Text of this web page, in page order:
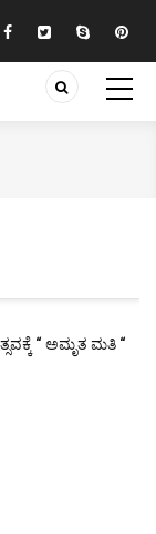
“ ಅಮೃತ ಮತಿ “